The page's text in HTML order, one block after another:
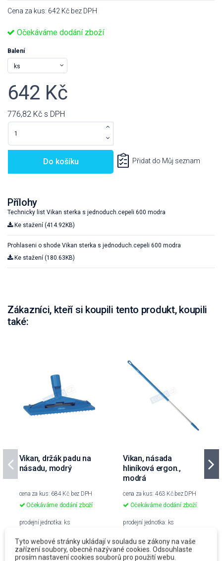
Cena za kus: 642 Kč bez DPH
Očekáváme dodání zboží
Balení
642 Kč
776,82 Kč s DPH
Do košíku Přidat do Můj seznam
Přílohy
Technicky list Vikan sterka s jednoduch.cepeli 600 modra
Ke stažení (414.92KB)
Prohlaseni o shode Vikan sterka s jednoduch.cepeli 600 modra
Ke stažení (180.63KB)
Zákazníci, kteří si koupili tento produkt, koupili
také:
Vikan, držák padu na
násadu, modrý
cena za kus: 684 Kč bez DPH
Očekáváme dodání zboží
prodejní jednotka: ks
684 Kč
827,64 KčS DPH
Vikan, násada
hliníková ergon.,
modrá
cena za kus: 463 Kč bez DPH
Očekáváme dodání zboží
prodejní jednotka: ks
463 Kč
560,23 KčS DPH
Tyto webové stránky ukládají v souladu se zákony na vaše
zařízení soubory, obecně nazývané cookies. Odsouhlaste
prosím nastavení cookies souborů pro použití webu.